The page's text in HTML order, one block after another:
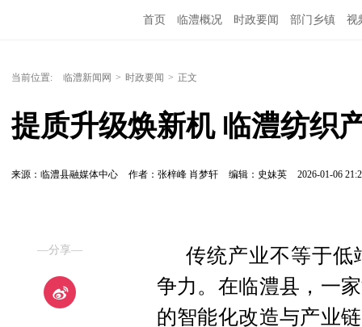
首页 临澧概况 时政要闻 部门乡镇 视
当前位置: 临澧新闻网 > 时政要闻 > 正文
提质升级焕新机 临澧纺织
来源：临澧县融媒体中心 作者：张梓峰 肖梦轩 编辑：史妹英 2026-01-06
—分享—
传统产业不等于低
争力。在临澧县，一
的智能化改造与产业